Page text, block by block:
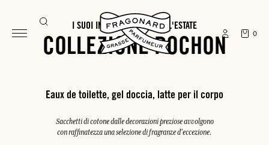
0
I SUOI INDISPENSABILI PER L'ESTATE
COLLEZIONE POCHON
Eaux de toilette, gel doccia, latte per il corpo
Sacchetti di cotone dalle decorazioni preziose avvolgono
con raffinatezza una selezione di fragranze d'eccezione.